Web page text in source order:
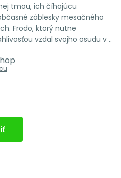
tmou, ich číhajúcu
záblesky mesačného
Frodo, ktorý nutne
vzdal svojho osudu v ..